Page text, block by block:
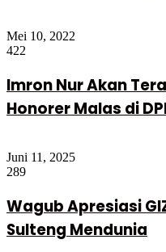
Mei 10, 2022
422
Imron Nur Akan
Honorer Malas di
Juni 11, 2025
289
Wagub Apresiasi
Sulteng Mendunia